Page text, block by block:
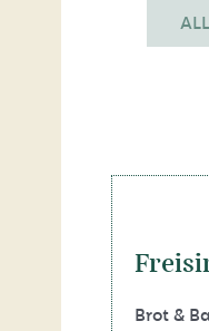
Brot &